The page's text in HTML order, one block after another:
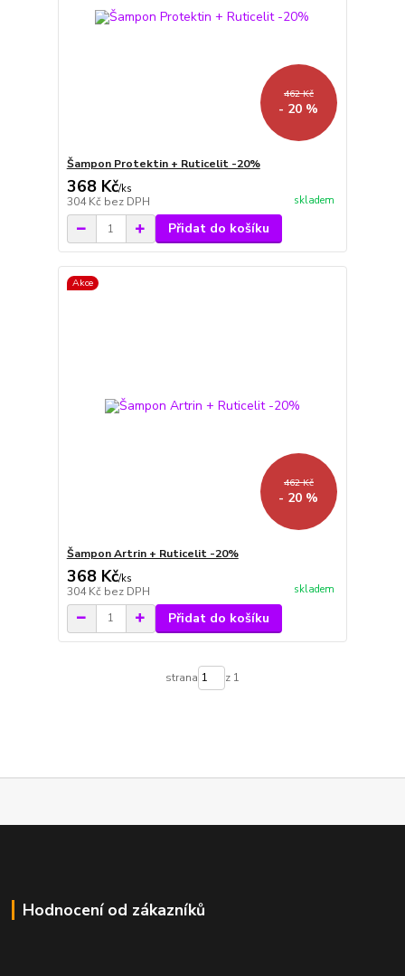
462 Kč
- 20 %
Šampon Protektin + Ruticelit -20%
368 Kč/ks
304 Kč bez DPH skladem
Přidat do košíku
Akce
462 Kč
- 20 %
Šampon Artrin + Ruticelit -20%
368 Kč/ks
304 Kč bez DPH skladem
Přidat do košíku
strana z 1
Hodnocení od zákazníků